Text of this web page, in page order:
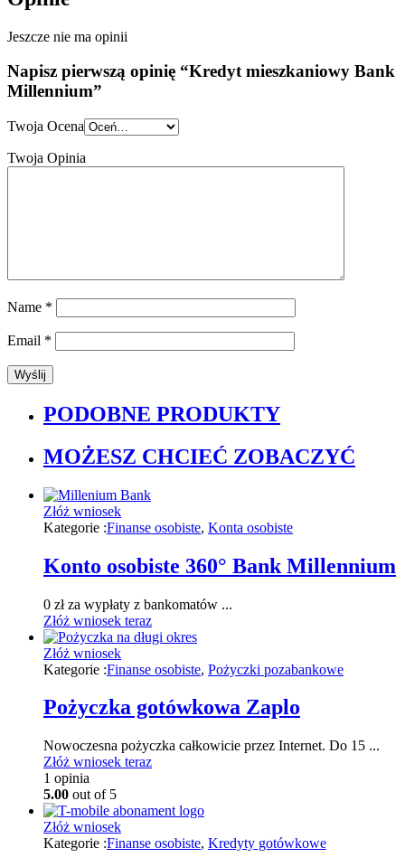
Jeszcze nie ma opinii
Napisz pierwszą opinię “Kredyt mieszkaniowy Bank
Millennium”
Twoja Ocena
Twoja Opinia
Name *
Email *
PODOBNE PRODUKTY
MOŻESZ CHCIEĆ ZOBACZYĆ
Złóż wniosek
Kategorie :Finanse osobiste, Konta osobiste
Konto osobiste 360° Bank Millennium
0 zł za wypłaty z bankomatów ...
Złóż wniosek teraz
Złóż wniosek
Kategorie :Finanse osobiste, Pożyczki pozabankowe
Pożyczka gotówkowa Zaplo
Nowoczesna pożyczka całkowicie przez Internet. Do 15 ...
Złóż wniosek teraz
1 opinia
5.00 out of 5
Złóż wniosek
Kategorie :Finanse osobiste, Kredyty gotówkowe